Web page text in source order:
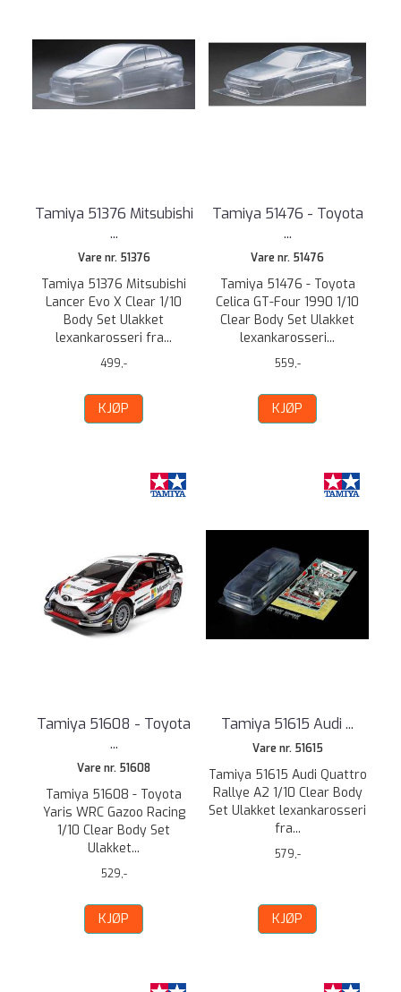
Tamiya 51376 Mitsubishi
...
Vare nr. 51376
Tamiya 51376 Mitsubishi
Lancer Evo X Clear 1/10
Body Set Ulakket
lexankarosseri fra...
499,-
KJØP
Tamiya 51476 - Toyota
...
Vare nr. 51476
Tamiya 51476 - Toyota
Celica GT-Four 1990 1/10
Clear Body Set Ulakket
lexankarosseri...
559,-
KJØP
Tamiya 51608 - Toyota
...
Vare nr. 51608
Tamiya 51608 - Toyota
Yaris WRC Gazoo Racing
1/10 Clear Body Set
Ulakket...
529,-
KJØP
Tamiya 51615 Audi ...
Vare nr. 51615
Tamiya 51615 Audi Quattro
Rallye A2 1/10 Clear Body
Set Ulakket lexankarosseri
fra...
579,-
KJØP